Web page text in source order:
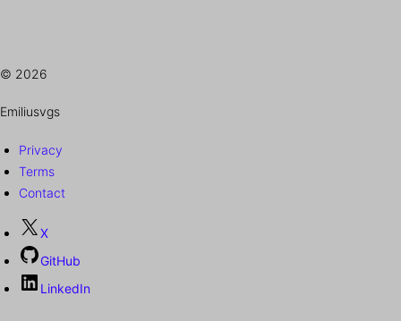
© 2026
Emiliusvgs
Privacy
Terms
Contact
X
GitHub
LinkedIn